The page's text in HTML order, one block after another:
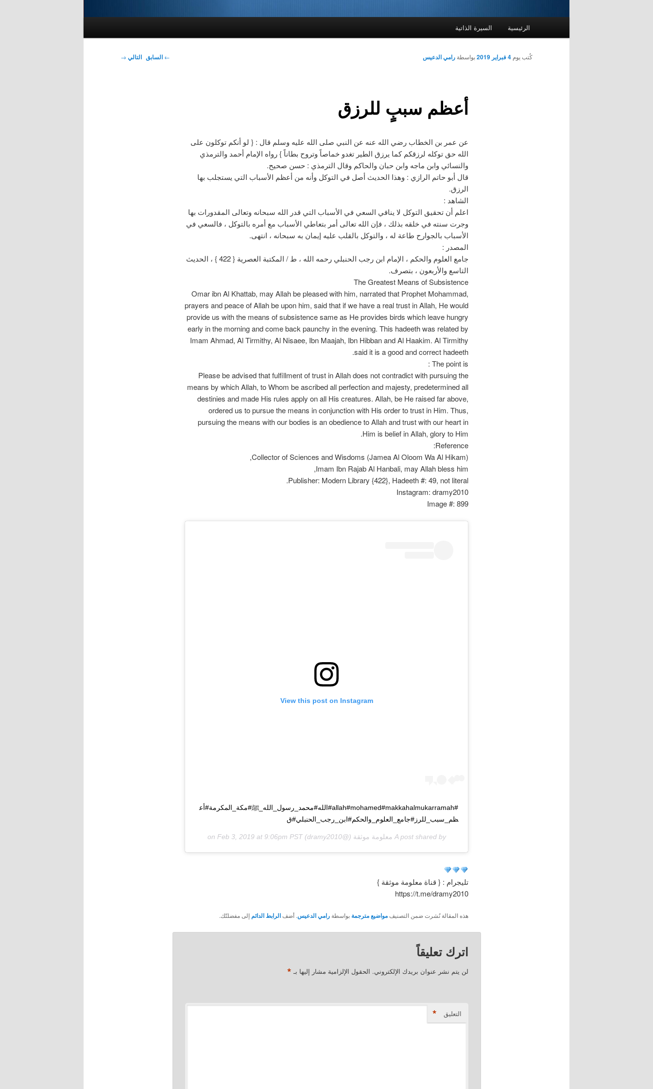
الرئيسية السيرة الذاتية
تصفّح
← السابق التالي →
أعظم سببٍ للرزق
كُتب يوم 4 فبراير 2019 بواسطة رامي الدعيس
عن عمر بن الخطاب رضي الله عنه عن النبي صلى الله عليه وسلم قال : { لو أنكم توكلون على
الله حق توكله لرزقكم كما يرزق الطير تغدو خماصاً وتروح بطاناً } رواه الإمام أحمد والترمذي
والنسائي وابن ماجه وابن حبان والحاكم وقال الترمذي : حسن صحيح.
قال أبو حاتم الرازي : وهذا الحديث أصل في التوكل وأنه من أعظم الأسباب التي يستجلب بها
الرزق.
الشاهد :
اعلم أن تحقيق التوكل لا ينافي السعي في الأسباب التي قدر الله سبحانه وتعالى المقدورات بها
وجرت سنته في خلقه بذلك ، فإن الله تعالى أمر بتعاطي الأسباب مع أمره بالتوكل ، فالسعي في
الأسباب بالجوارح طاعة له ، والتوكل بالقلب عليه إيمان به سبحانه ، انتهى.
المصدر :
جامع العلوم والحكم ، الإمام ابن رجب الحنبلي رحمه الله ، ط / المكتبة العصرية { 422 } ، الحديث
التاسع والأربعون ، بتصرف.
The Greatest Means of Subsistence
Omar ibn Al Khattab, may Allah be pleased with him, narrated that Prophet Mohammad,
prayers and peace of Allah be upon him, said that if we have a real trust in Allah, He would
provide us with the means of subsistence same as He provides birds which leave hungry
early in the morning and come back paunchy in the evening. This hadeeth was related by
Imam Ahmad, Al Tirmithy, Al Nisaee, Ibn Maajah, Ibn Hibban and Al Haakim. Al Tirmithy
said it is a good and correct hadeeth.
The point is :
Please be advised that fulfillment of trust in Allah does not contradict with pursuing the
means by which Allah, to Whom be ascribed all perfection and majesty, predetermined all
destinies and made His rules apply on all His creatures. Allah, be He raised far above,
ordered us to pursue the means in conjunction with His order to trust in Him. Thus,
pursuing the means with our bodies is an obedience to Allah and trust with our heart in
Him is belief in Allah, glory to Him.
Reference:
Collector of Sciences and Wisdoms (Jamea Al Oloom Wa Al Hikam),
Imam Ibn Rajab Al Hanbali, may Allah bless him,
Publisher: Modern Library {422}, Hadeeth #: 49, not literal.
Instagram: dramy2010
Image #: 899
View this post on Instagram
#allah#mohamed#makkahalmukarramah#الله#محمد_رسول_الله_ﷺ#مكة_المكرمة#أع
ظم_سبب_للرز#جامع_العلوم_والحكم#ابن_رجب_الحنبلي#ق
A post shared by معلومة موثقة (@dramy2010) on
Feb 3, 2019 at 9:06pm PST
تليجرام : { قناة معلومة موثقة }
https://t.me/dramy2010
هذه المقالة نُشرت ضمن التصنيفمواضيع مترجمة بواسطة رامي الدعيس. أضفالرابط الدائم إلى مفضلتّك.
اترك تعليقاً
لن يتم نشر عنوان بريدك الإلكتروني. الحقول الإلزامية مشار إليها بـ *
التعليق *